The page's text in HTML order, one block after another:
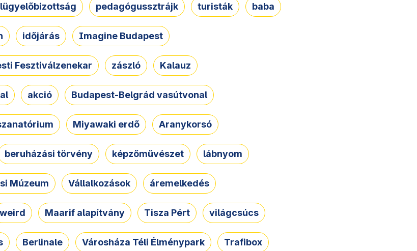
pedagógussztrájk turisták baba
időjárás Imagine Budapest
Fesztiválzenekar zászló Kalauz
akció Budapest-Belgrád vasútvonal
Miyawaki erdő Aranykorsó
beruházási törvény képzőművészet lábnyom
Múzeum Vállalkozások áremelkedés
weird Maarif alapítvány Tisza Pért világcsúcs
Berlinale Városháza Téli Élménypark Trafibox